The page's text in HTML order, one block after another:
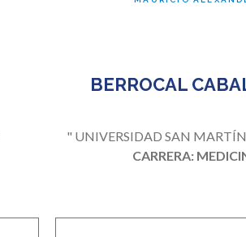
BERROCAL
" UNIVERSIDAD SAN MARTÍN
CARRERA: